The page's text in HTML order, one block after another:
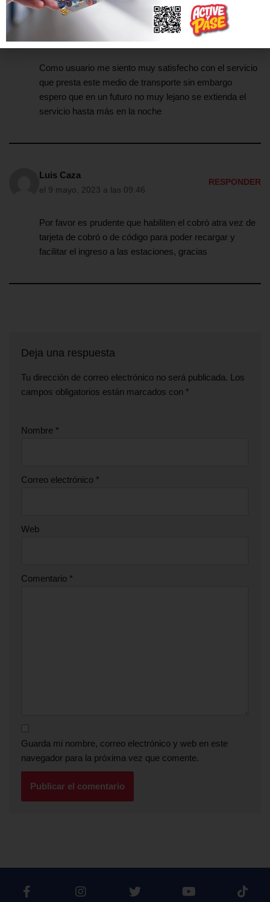
RESPONDER
Como usuario me siento muy satisfecho con el servicio
que presta este medio de transporte sin embargo
espero que en un futuro no muy lejano se extienda el
servicio hasta más en la noche
Luis Caza
el 9 mayo, 2023 a las 09:46
RESPONDER
Por favor es prudente que habiliten el cobró atra vez de
tarjeta de cobró o de código para poder recargar y
facilitar el ingreso a las estaciones, gracias
Deja una respuesta
Tu dirección de correo electrónico no será publicada. Los
campos obligatorios están marcados con *
Nombre *
Correo electrónico *
Web
Comentario *
Guarda mi nombre, correo electrónico y web en este
navegador para la próxima vez que comente.